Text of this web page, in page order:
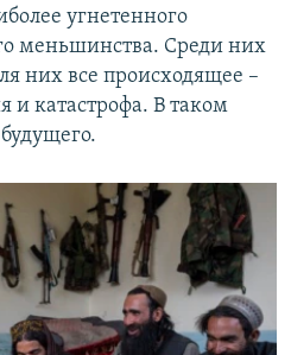
угнетенного
меньшинства. Среди них
них все происходящее –
и катастрофа. В таком